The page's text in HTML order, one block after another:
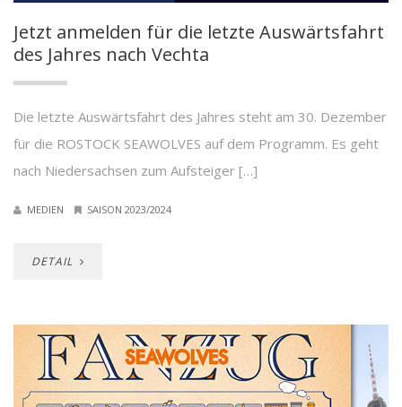
Jetzt anmelden für die letzte Auswärtsfahrt
des Jahres nach Vechta
Die letzte Auswärtsfahrt des Jahres steht am 30. Dezember
für die ROSTOCK SEAWOLVES auf dem Programm. Es geht
nach Niedersachsen zum Aufsteiger […]
MEDIEN SAISON 2023/2024
DETAIL